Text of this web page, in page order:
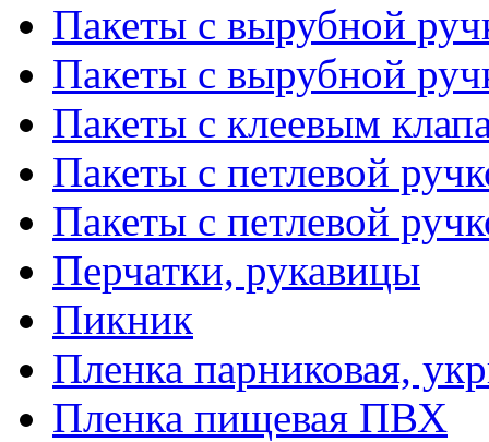
Пакеты с вырубной
Пакеты с вырубной
Пакеты с клеевым
Пакеты с петлевой
Пакеты с петлевой
Перчатки, рукавицы
Пикник
Пленка парниковая,
Пленка пищевая ПВХ